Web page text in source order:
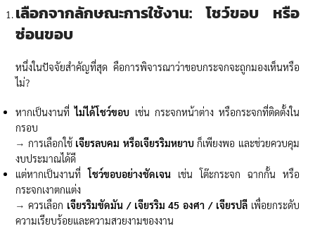
เลือกจากลักษณะการใช้งาน: โชว์ขอบ หรือ
ซ่อนขอบ
หนึ่งในปัจจัยสำคัญที่สุด คือการพิจารณาว่าขอบกระจกจะถูกมองเห็นหรือ
ไม่?
หากเป็นงานที่ไม่ได้โชว์ขอบ เช่น กระจกหน้าต่าง หรือกระจกที่ติดตั้งใน
กรอบ
→ การเลือกใช้ เจียรลบคม หรือเจียรริมหยาบก็เพียงพอ และช่วยควบคุม
งบประมาณได้ดี
แต่หากเป็นงานที่โชว์ขอบอย่างชัดเจน เช่น โต๊ะกระจก ฉากกั้น หรือ
กระจกเงาตกแต่ง
→ ควรเลือก เจียรริมขัดมัน / เจียรริม45 องศา / เจียรปลีเพื่อยกระดับ
ความเรียบร้อยและความสวยงามของงาน